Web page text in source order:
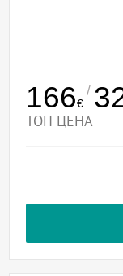
166€
/
ТОП ЦЕНА